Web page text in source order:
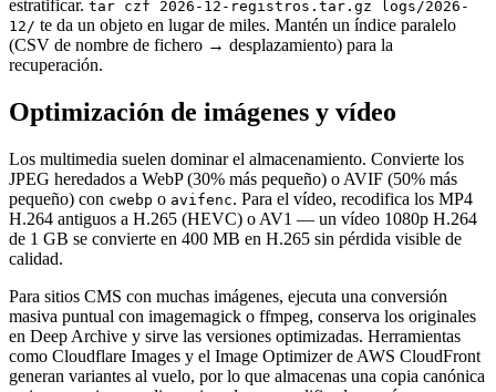
estratificar. tar czf 2026-12-registros.tar.gz logs/2026-
12/ te da un objeto en lugar de miles. Mantén un índice paralelo
(CSV de nombre de fichero → desplazamiento) para la
recuperación.
Optimización de imágenes y vídeo
Los multimedia suelen dominar el almacenamiento. Convierte los
JPEG heredados a WebP (30% más pequeño) o AVIF (50% más
pequeño) con cwebp o avifenc. Para el vídeo, recodifica los MP4
H.264 antiguos a H.265 (HEVC) o AV1 — un vídeo 1080p H.264
de 1 GB se convierte en 400 MB en H.265 sin pérdida visible de
calidad.
Para sitios CMS con muchas imágenes, ejecuta una conversión
masiva puntual con imagemagick o ffmpeg, conserva los originales
en Deep Archive y sirve las versiones optimizadas. Herramientas
como Cloudflare Images y el Image Optimizer de AWS CloudFront
generan variantes al vuelo, por lo que almacenas una copia canónica